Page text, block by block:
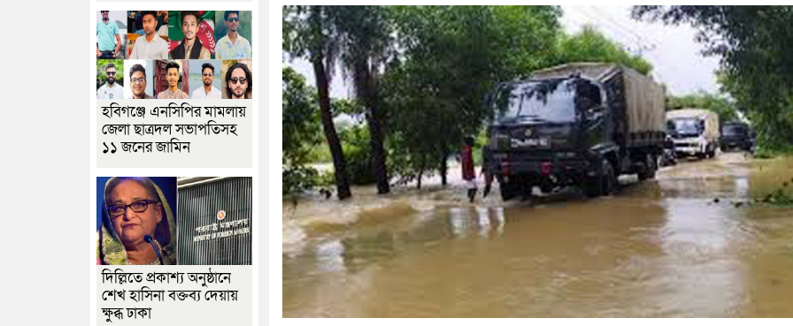
হবিগঞ্জে এনসিপির মামলায়
জেলা ছাত্রদল সভাপতিসহ
১১ জনের জামিন
দিল্লিতে প্রকাশ্য অনুষ্ঠানে
শেখ হাসিনা বক্তব্য দেয়ায়
ক্ষুব্ধ ঢাকা